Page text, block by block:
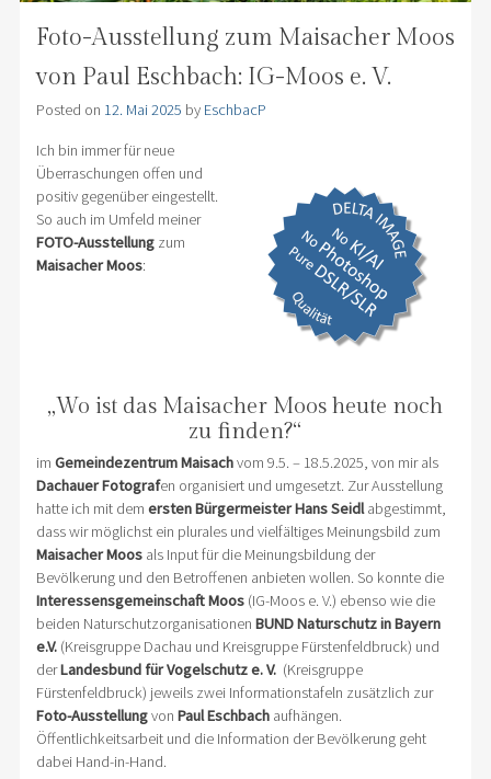
Foto-Ausstellung zum Maisacher Moos
von Paul Eschbach: IG-Moos e. V.
Posted on 12. Mai 2025 by EschbacP
Ich bin immer für neue
Überraschungen offen und
positiv gegenüber eingestellt.
So auch im Umfeld meiner
FOTO-Ausstellungzum
Maisacher Moos:
„Wo ist das Maisacher Moos heute noch
zu finden?“
im Gemeindezentrum Maisachvom 9.5. – 18.5.2025, von mir als
Dachauer Fotografen organisiert und umgesetzt. Zur Ausstellung
hatte ich mit dem ersten Bürgermeister Hans Seidlabgestimmt,
dass wir möglichst ein plurales und vielfältiges Meinungsbild zum
Maisacher Moosals Input für die Meinungsbildung der
Bevölkerung und den Betroffenen anbieten wollen. So konnte die
Interessensgemeinschaft Moos(IG-Moos e. V.) ebenso wie die
beiden Naturschutzorganisationen BUND Naturschutz in Bayern
e.V.(Kreisgruppe Dachau und Kreisgruppe Fürstenfeldbruck) und
derLandesbund für Vogelschutz e. V. (Kreisgruppe
Fürstenfeldbruck) jeweils zwei Informationstafeln zusätzlich zur
Foto-Ausstellungvon Paul Eschbachaufhängen.
Öffentlichkeitsarbeit und die Information der Bevölkerung geht
dabei Hand-in-Hand.